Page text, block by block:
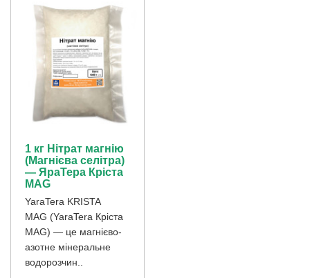
1 кг Нітрат магнію
(Магнієва селітра)
— ЯраТера Кріста
МAG
YaraTera KRISTA
MAG (YaraTera Кріста
МAG) — це магнієво-
азотне мінеральне
водорозчин..